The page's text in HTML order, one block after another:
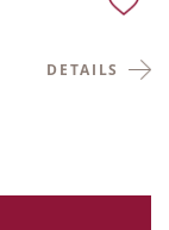
DETAILS